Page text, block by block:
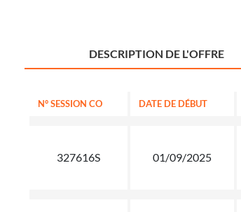
DESCRIPTION DE L'OFFRE
N° SESSION CO DATE DE DÉBUT
327616S 01/09/2025